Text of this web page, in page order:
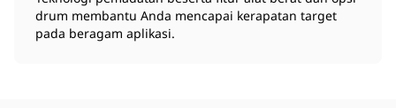
drum membantu Anda mencapai kerapatan target
pada beragam aplikasi.